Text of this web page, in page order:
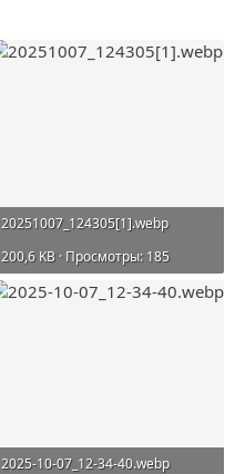
20251007_124305[1].webp
200,6 KB · Просмотры: 185
2025-10-07_12-34-40.webp